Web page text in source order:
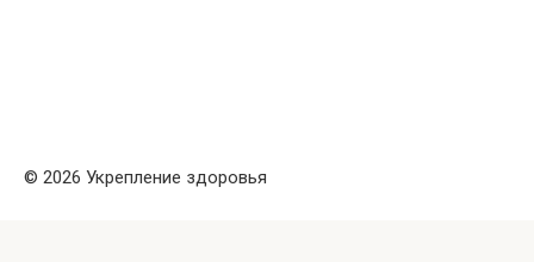
© 2026 Укрепление здоровья